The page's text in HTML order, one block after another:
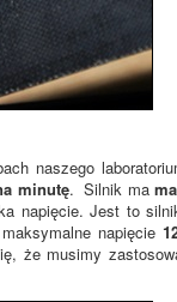
naszego
minutę. Silnik ma
napięcie. Jest to
napięcie
że musimy